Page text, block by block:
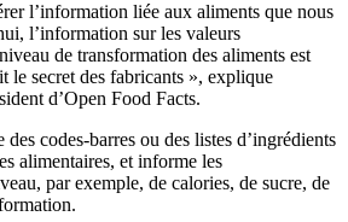
l’information liée aux aliments que nous
l’information sur les valeurs
de transformation des aliments est
le secret des fabricants », explique
d’Open Food Facts.
des codes-barres ou des listes d’ingrédients
alimentaires, et informe les
par exemple, de calories, de sucre, de